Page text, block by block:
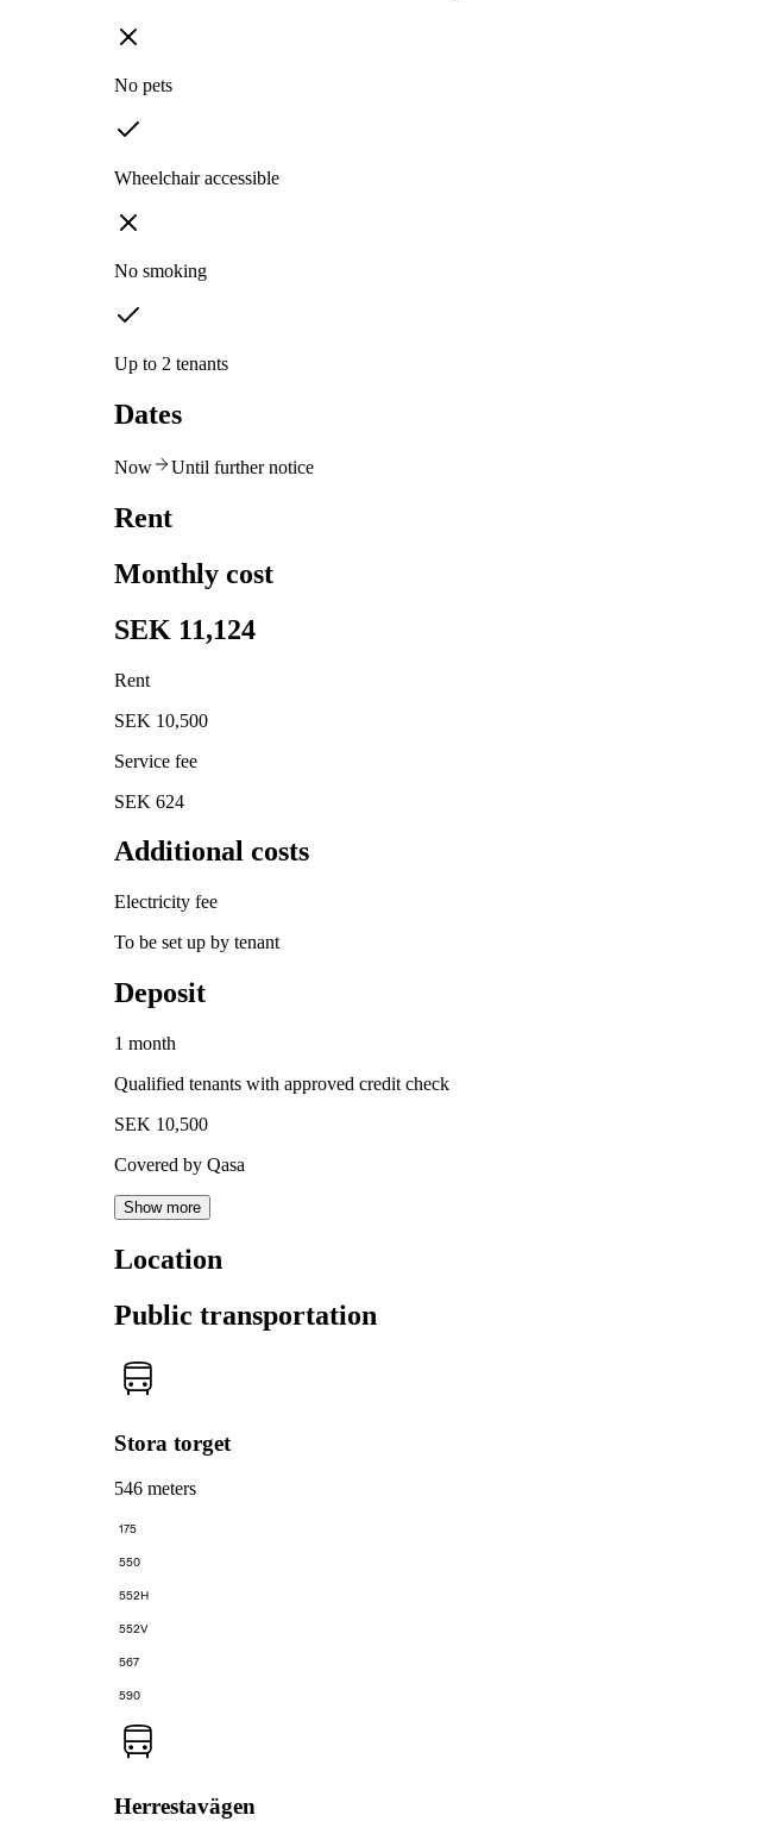
No pets
Wheelchair accessible
No smoking
Up to 2 tenants
Dates
Now Until further notice
Rent
Monthly cost
SEK 11,124
Rent
SEK 10,500
Service fee
SEK 624
Additional costs
Electricity fee
To be set up by tenant
Deposit
1 month
Qualified tenants with approved credit check
SEK 10,500
Covered by Qasa
Show more
Location
Public transportation
Stora torget
546 meters
175
550
552H
552V
567
590
Herrestavägen